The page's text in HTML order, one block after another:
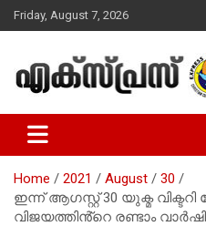
Skip
to
Friday, August 7, 2026
Express
Christian News
Home 2021 August
30
ഇന്ന് ആഗസ്റ്റ് 30 യുക്മ വിക്ടറി
വിജയത്തിൻ്റെ രണ്ടാം